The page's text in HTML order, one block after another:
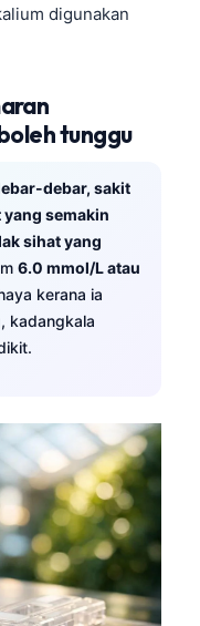
digunakan
tunggu
debar, sakit
semakin
sihat yang
6.0 mmol/L atau
kerana ia
kadangkala